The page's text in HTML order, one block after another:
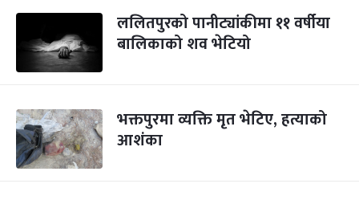
ललितपुरको पानीट्यांकीमा ११ वर्षीया
बालिकाको शव भेटियो
भक्तपुरमा व्यक्ति मृत भेटिए, हत्याको
आशंका